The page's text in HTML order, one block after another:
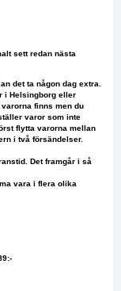
sett redan nästa
det ta någon dag extra.
i Helsingborg eller
finns men du
varor som inte
flytta varorna mellan
i två försändelser.
Det framgår i så
vara i flera olika